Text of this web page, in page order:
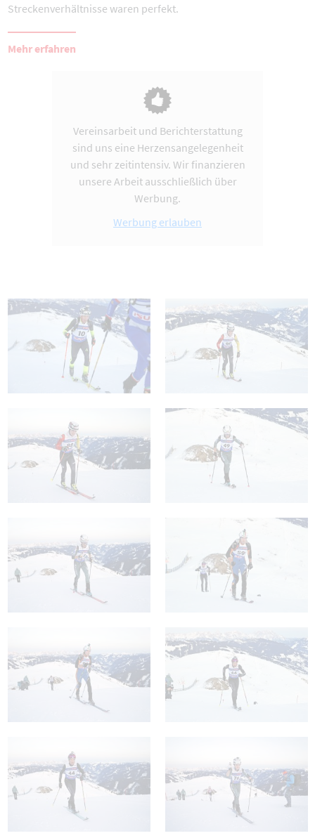
Streckenverhältnisse waren perfekt.
Mehr erfahren
Vereinsarbeit und Berichterstattung
sind uns eine Herzensangelegenheit
und sehr zeitintensiv. Wir finanzieren
unsere Arbeit ausschließlich über
Werbung.
Werbung erlauben